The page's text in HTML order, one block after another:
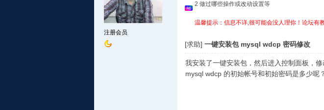
注册会员
2 做过哪些操作或改动设置等
温馨提示：信息不详,很可能会没人理你！论坛有
[求助] 一键安装包 mysql wdcp 密码修改
我安装了一键安装包，然后进入控制面板，
mysql wdcp 的初始帐号和初始密码是多少呢